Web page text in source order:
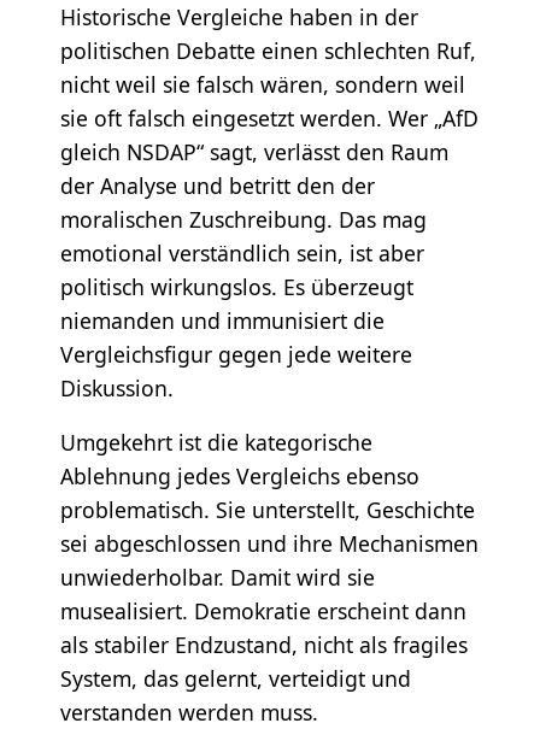
Historische Vergleiche haben in der
politischen Debatte einen schlechten Ruf,
nicht weil sie falsch wären, sondern weil
sie oft falsch eingesetzt werden. Wer „AfD
gleich NSDAP“ sagt, verlässt den Raum
der Analyse und betritt den der
moralischen Zuschreibung. Das mag
emotional verständlich sein, ist aber
politisch wirkungslos. Es überzeugt
niemanden und immunisiert die
Vergleichsfigur gegen jede weitere
Diskussion.
Umgekehrt ist die kategorische
Ablehnung jedes Vergleichs ebenso
problematisch. Sie unterstellt, Geschichte
sei abgeschlossen und ihre Mechanismen
unwiederholbar. Damit wird sie
musealisiert. Demokratie erscheint dann
als stabiler Endzustand, nicht als fragiles
System, das gelernt, verteidigt und
verstanden werden muss.